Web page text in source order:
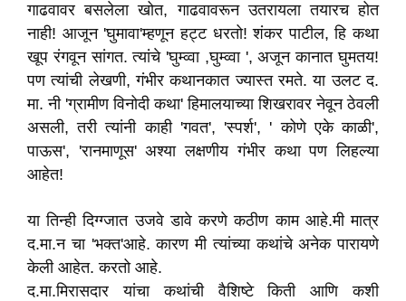
गाढवावर बसलेला खोत, गाढवावरून उतरायला तयारच होत
नाही! आजून 'घुमावा'म्हणून हट्ट धरतो! शंकर पाटील, हि कथा
खूप रंगवून सांगत. त्यांचे 'घुम्व्वा ,घुम्व्वा ', अजून कानात घुमतय!
पण त्यांची लेखणी, गंभीर कथानकात ज्यास्त रमते. या उलट द.
मा. नी 'ग्रामीण विनोदी कथा' हिमालयाच्या शिखरावर नेवून ठेवली
असली, तरी त्यांनी काही 'गवत', 'स्पर्श', ' कोणे एके काळी',
पाऊस', 'रानमाणूस' अश्या लक्षणीय गंभीर कथा पण लिहल्या
आहेत!
या तिन्ही दिग्ग्जात उजवे डावे करणे कठीण काम आहे.मी मात्र
द.मा.न चा 'भक्त'आहे. कारण मी त्यांच्या कथांचे अनेक पारायणे
केली आहेत. करतो आहे.
द.मा.मिरासदार यांचा कथांची वैशिष्टे किती आणि कशी